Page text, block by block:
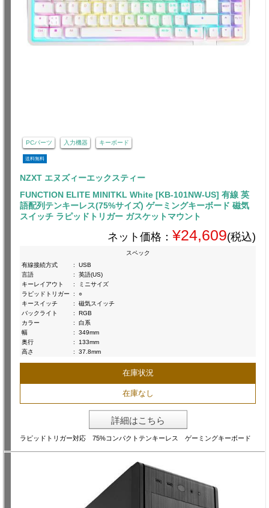
PCパーツ 入力機器 キーボード
送料無料
NZXT エヌズィーエックスティー
FUNCTION ELITE MINITKL White [KB-101NW-US] 有線 英
語配列テンキーレス(75%サイズ) ゲーミングキーボード 磁気
スイッチ ラピッドトリガー ガスケットマウント
ネット価格： ¥24,609(税込)
スペック
有線接続方式
:
USB
言語
:
英語(US)
キーレイアウト
:
ミニサイズ
ラピッドトリガー
:
○
キースイッチ
:
磁気スイッチ
バックライト
:
RGB
カラー
:
白系
幅
:
349mm
奥行
:
133mm
高さ
: 37.8mm
在庫状況
在庫なし
詳細はこちら
ラピッドトリガー対応 75%コンパクトテンキーレス ゲーミングキーボード